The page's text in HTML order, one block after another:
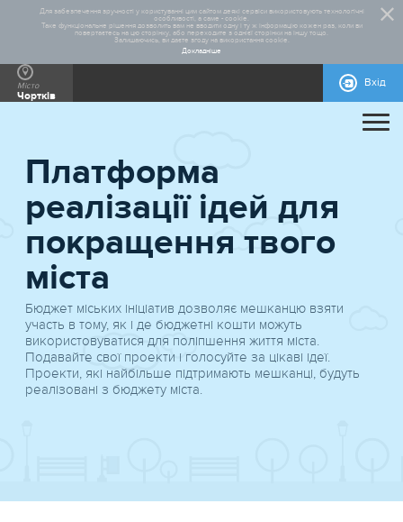
Для забезпечення зручності у користуванні цим сайтом деякі сервіси використовують технологічні
особливості, а саме - cookie.
Таке функціональне рішення дозволить вам не вводити одну і ту ж інформацію кожен раз, коли ви
повертаєтесь на цю сторінку, або переходите з однієї сторінки на іншу тощо.
Залишаючись, ви даєте згоду на використання cookie.
Докладніше
Місто
Чортків
Вхід
ЗАГАЛЬНА ІНФОРМАЦІЯ
СТАТИСТИКА
РЕАЛІЗОВАНІ ПРОЄКТИ
ДОПОМОГА
ПРАВИЛА УЧАСТІ
НОРМАТИВНО-ПРАВОВА БАЗА
БЛАНКИ ДЛЯ ЗАВАНТАЖЕННЯ
ІНСТРУКЦІЇ
КОНТАКТИ
Платформа
реалізації ідей для
покращення твого
міста
Бюджет міських ініціатив дозволяє мешканцю взяти
участь в тому, як і де бюджетні кошти можуть
використовуватися для поліпшення життя міста.
Подавайте свої проекти і голосуйте за цікаві ідеї.
Проекти, які найбільше підтримають мешканці, будуть
реалізовані з бюджету мiста.